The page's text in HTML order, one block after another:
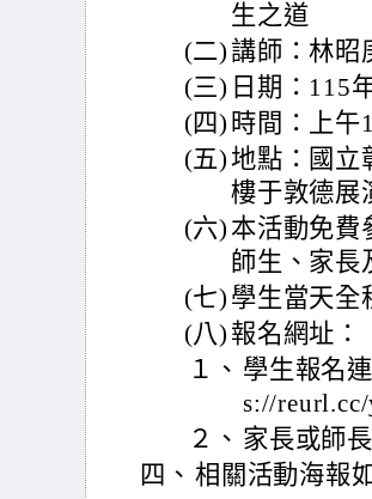
生之道
(二)講師：林昭
(三) 日期：115
(四) 時間：上午
(五)地點：國立
樓于敦德展
(六) 本活動免費
師生、家長
(七) 學生當天全
(八) 報名網址：
１、 學生報名
s://
２、 家長或師
四、 相關活動海報